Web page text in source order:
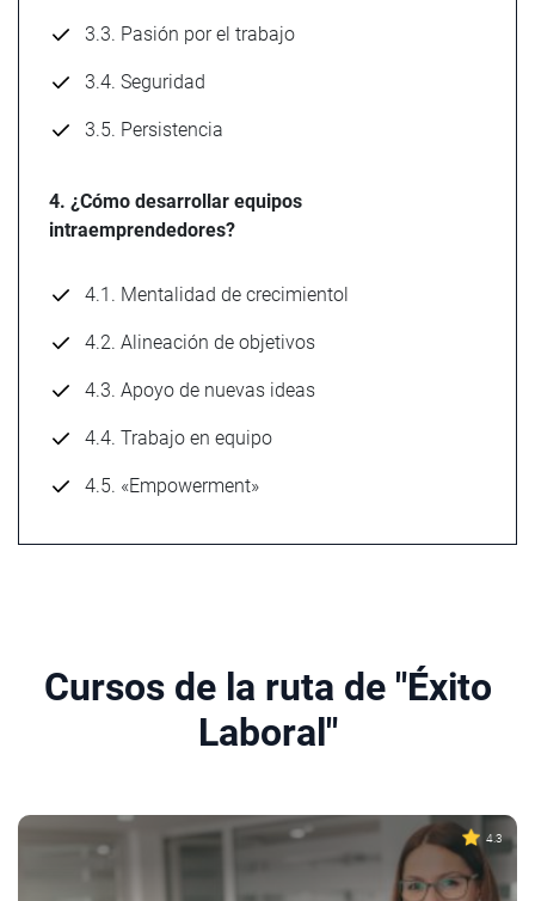
3.3. Pasión por el trabajo
3.4. Seguridad
3.5. Persistencia
4. ¿Cómo desarrollar equipos
intraemprendedores?
4.1. Mentalidad de crecimientol
4.2. Alineación de objetivos
4.3. Apoyo de nuevas ideas
4.4. Trabajo en equipo
4.5. «Empowerment»
Cursos de la ruta de "Éxito
Laboral"
4.3